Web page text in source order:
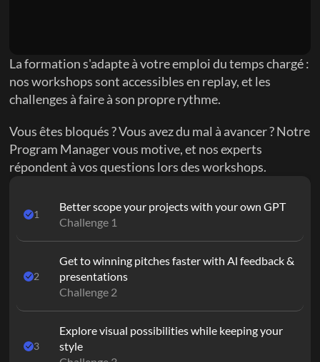
La formation s'adapte à votre emploi du temps chargé :
nos workshops sont accessibles en replay, et les
challenges à faire à son propre rythme.
Vous êtes bloqués ? Vous avez du mal à avancer ? Notre
Program Manager vous motive, et nos experts
répondent à vos questions lors des workshops.
1
Better scope your projects with your own GPT
Challenge 1
2
Get to winning pitches faster with Al feedback &
presentations
Challenge 2
3
Explore visual possibilities while keeping your
style